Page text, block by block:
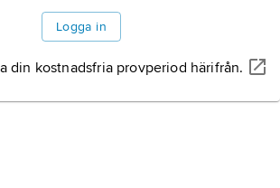
Logga in
din kostnadsfria provperiod härifrån.